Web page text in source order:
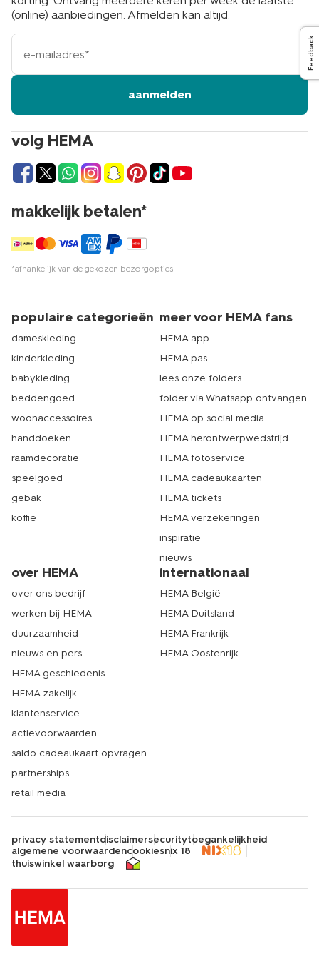
volg HEMA
makkelijk betalen*
*afhankelijk van de gekozen bezorgopties
(online) aanbiedingen. Afmelden kan altijd.
e-
mailadres
aanmelden
populaire categorieën
dameskleding
kinderkleding
babykleding
beddengoed
woonaccessoires
handdoeken
raamdecoratie
speelgoed
gebak
koffie
meer voor HEMA fans
HEMA app
HEMA pas
lees onze folders
folder via Whatsapp ontvangen
HEMA op social media
HEMA herontwerpwedstrijd
HEMA fotoservice
HEMA cadeaukaarten
HEMA tickets
HEMA verzekeringen
inspiratie
nieuws
over HEMA
over ons bedrijf
werken bij HEMA
duurzaamheid
nieuws en pers
HEMA geschiedenis
HEMA zakelijk
klantenservice
actievoorwaarden
saldo cadeaukaart opvragen
partnerships
retail media
internationaal
HEMA België
HEMA Duitsland
HEMA Frankrijk
HEMA Oostenrijk
privacy statementdisclaimersecuritytoegankelijkheid
algemene voorwaardencookiesnix 18
thuiswinkel waarborg
Feedback